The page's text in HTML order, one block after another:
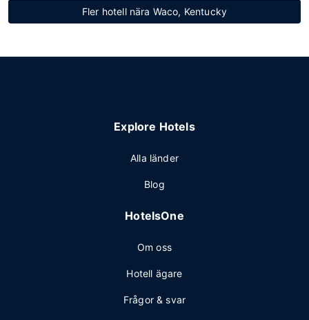
Fler hotell nära Waco, Kentucky
Explore Hotels
Alla länder
Blog
HotelsOne
Om oss
Hotell ägare
Frågor & svar